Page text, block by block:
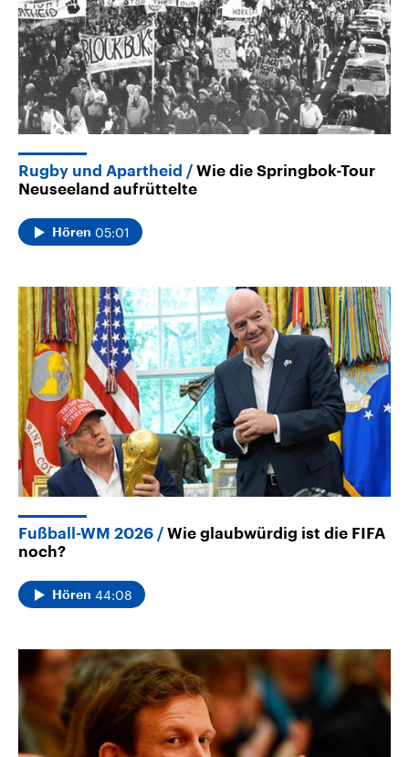
Rugby und Apartheid
Wie die Springbok-Tour
Neuseeland aufrüttelte
Hören 05:01
Fußball-WM 2026
Wie glaubwürdig ist die FIFA
noch?
Hören 44:08